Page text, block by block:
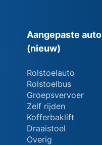
Aangepaste auto
(nieuw)
Rolstoelauto
Rolstoelbus
Groepsvervoer
Zelf rijden
Kofferbaklift
Draaistoel
Overig